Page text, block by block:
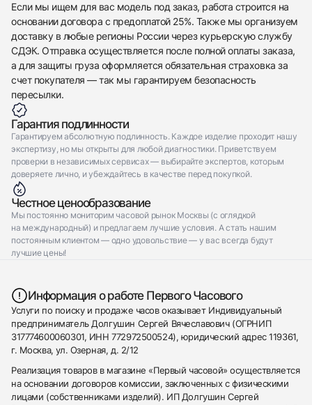
Если мы ищем для вас модель под заказ, работа строится на
основании договора с предоплатой 25%. Также мы организуем
доставку в любые регионы России через курьерскую службу
СДЭК. Отправка осуществляется после полной оплаты заказа,
а для защиты груза оформляется обязательная страховка за
счет покупателя — так мы гарантируем безопасность
пересылки.
Гарантия подлинности
Гарантируем абсолютную подлинность. Каждое изделие проходит нашу
экспертизу, но мы открыты для любой диагностики. Приветствуем
проверки в независимых сервисах — выбирайте экспертов, которым
доверяете лично, и убеждайтесь в качестве перед покупкой.
Честное ценообразование
Мы постоянно мониторим часовой рынок Москвы (с оглядкой
на международный) и предлагаем лучшие условия. А стать нашим
постоянным клиентом — одно удовольствие — у вас всегда будут
лучшие цены!
Информация о работе Первого Часового
Услуги по поиску и продаже часов оказывает Индивидуальный
предприниматель Долгушин Сергей Вячеславович (ОГРНИП
317774600060301, ИНН 772972500524), юридический адрес 119361,
г. Москва, ул. Озерная, д. 2/12
Реализация товаров в магазине «Первый часовой» осуществляется
на основании договоров комиссии, заключенных с физическими
лицами (собственниками изделий). ИП Долгушин Сергей